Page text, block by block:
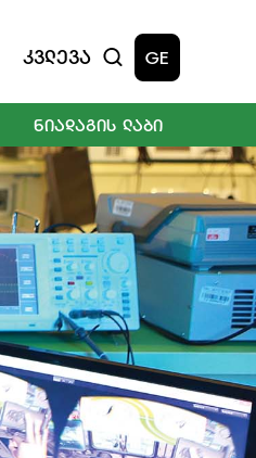
Კვლევა GE
ᲜᲘᲐᲓᲐᲒᲘᲡ ᲚᲐᲑᲘ